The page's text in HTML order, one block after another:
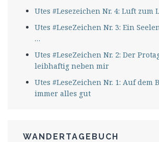
Utes #Lesezeichen Nr. 4: Luft zum
Utes #LeseZeichen Nr. 3: Ein
…
Utes #LeseZeichen Nr. 2: Der
leibhaftig neben mir
Utes #LeseZeichen Nr. 1: Auf dem
immer alles gut
WANDERTAGEBUCH